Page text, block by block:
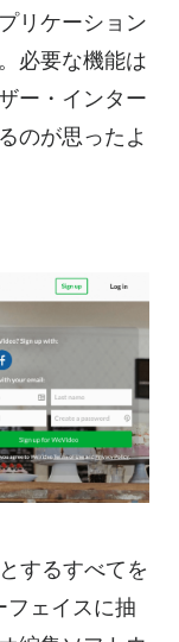
リケーション
必要な機能は
ー・インター
のが思ったよ
するすべてを
フェイスに抽